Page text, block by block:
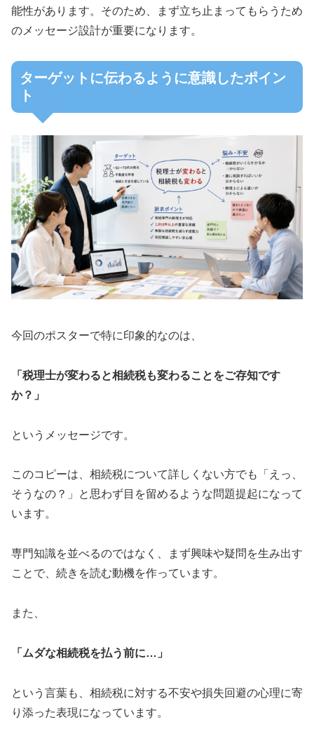
能性があります。そのため、まず立ち止まってもらうため
のメッセージ設計が重要になります。
ターゲットに伝わるように意識したポイン
ト
今回のポスターで特に印象的なのは、
「税理士が変わると相続税も変わることをご存知です
か？」
というメッセージです。
このコピーは、相続税について詳しくない方でも「えっ、
そうなの？」と思わず目を留めるような問題提起になって
います。
専門知識を並べるのではなく、まず興味や疑問を生み出す
ことで、続きを読む動機を作っています。
また、
「ムダな相続税を払う前に…」
という言葉も、相続税に対する不安や損失回避の心理に寄
り添った表現になっています。